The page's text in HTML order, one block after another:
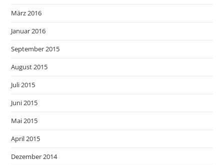
März 2016
Januar 2016
September 2015
August 2015
Juli 2015
Juni 2015
Mai 2015
April 2015
Dezember 2014